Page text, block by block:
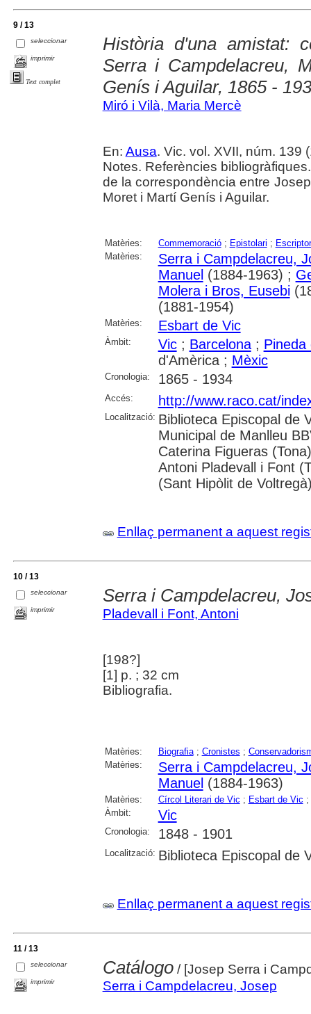
9 / 13
seleccionar
imprimir
Text complet
Història d'una amistat:
Serra i Campdelacreu,
Genís i Aguilar, 1865 -
Miró i Vilà, Maria Mercè
En: Ausa. Vic. vol. XVII, núm. 139
Notes. Referències
de la correspondència entre
Moret i Martí Genís i Aguilar.
Matèries: Commemoració; Epistolari ;
Matèries:
Serra i Campdelacreu,
Manuel (1884-1963) ;
Molera i Bros, Eusebi
(1881-1954)
Matèries: Esbart de Vic
Àmbit: Vic; Barcelona; Pineda
d'Amèrica ; Mèxic
Cronologia: 1865 - 1934
Accés: http://www.raco.cat/
Localització: Biblioteca Episcopal de
Municipal de Manlleu
Caterina Figueras
Antoni Pladevall i Font
(Sant Hipòlit de
Enllaç permanent a aquest
10 / 13
seleccionar
imprimir
Serra i Campdelacreu,
Pladevall i Font, Antoni
[198?]
[1] p. ; 32 cm
Bibliografia.
Matèries: Biografia; Cronistes ;
Matèries:
Serra i Campdelacreu,
Manuel (1884-1963)
Matèries: Círcol Literari de Vic ; Esbart de Vic ;
Àmbit:
Vic
Cronologia: 1848 - 1901
Localització: Biblioteca Episcopal de
Enllaç permanent a aquest
11 / 13
seleccionar
imprimir
Catálogo/ [Josep Serra i
Serra i Campdelacreu, Josep